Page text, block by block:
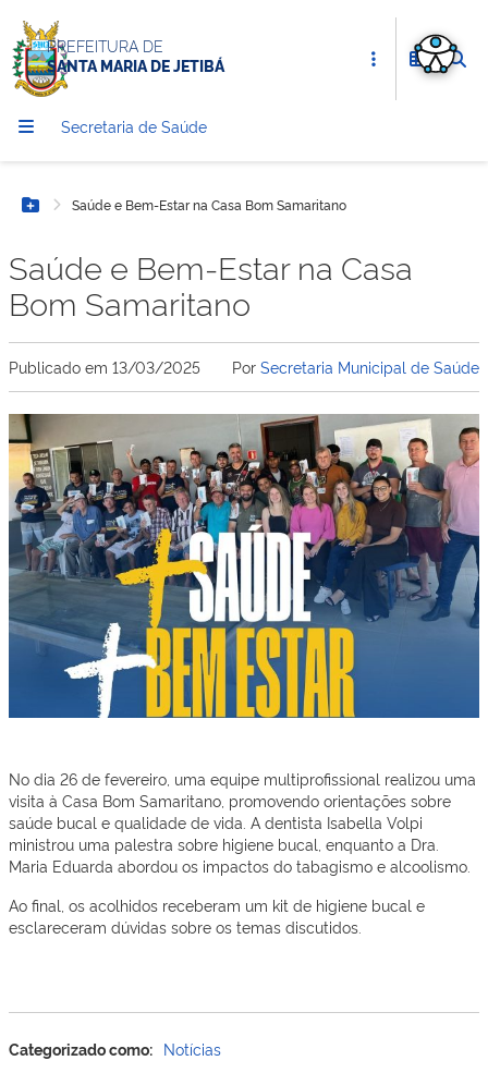
PREFEITURA DE
SANTA MARIA DE JETIBÁ
Secretaria de Saúde
Botão Menu
Saúde e Bem-Estar na Casa Bom Samaritano
Saúde e Bem-Estar na Casa
Bom Samaritano
Publicado em 13/03/2025 Por Secretaria Municipal de Saúde
No dia 26 de fevereiro, uma equipe multiprofissional realizou uma
visita à Casa Bom Samaritano, promovendo orientações sobre
saúde bucal e qualidade de vida. A dentista Isabella Volpi
ministrou uma palestra sobre higiene bucal, enquanto a Dra.
Maria Eduarda abordou os impactos do tabagismo e alcoolismo.
Ao final, os acolhidos receberam um kit de higiene bucal e
esclareceram dúvidas sobre os temas discutidos.
Categorizado como: Notícias